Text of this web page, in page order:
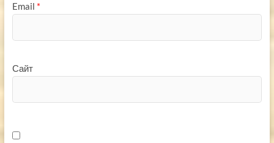
Email *
Сайт